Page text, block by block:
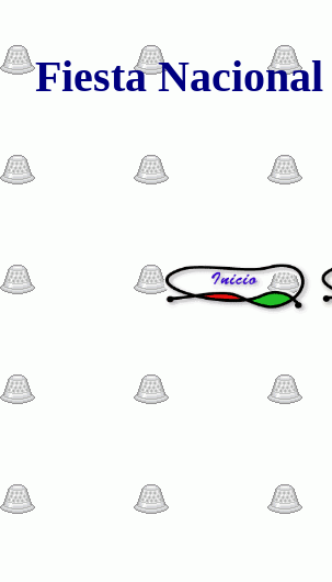
Fiesta